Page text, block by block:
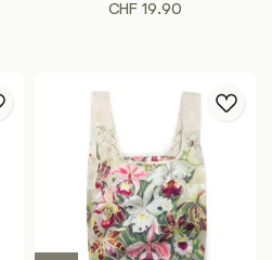
CHF 19.90